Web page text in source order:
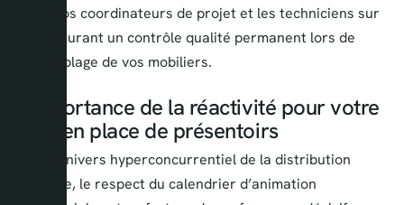
entre nos coordinateurs de projet et les techniciens sur
site, assurant un contrôle qualité permanent lors de
l’assemblage de vos mobiliers.
L’importance de la réactivité pour votre
mise en place de présentoirs
Dans l’univers hyperconcurrentiel de la distribution
physique, le respect du calendrier d’animation